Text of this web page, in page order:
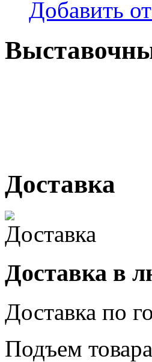
Добавить
Доставка
Доставка в
Доставка по
Подъем